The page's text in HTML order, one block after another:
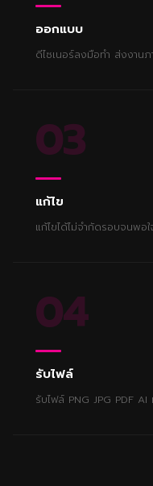
ออกแบบ
ดีไซเนอร์ลงมือทำ ส่งงานภ
03
แก้ไข
แก้ไขได้ไม่จำกัดรอบจนพอ
04
รับไฟล์
รับไฟล์ PNG JPG PDF